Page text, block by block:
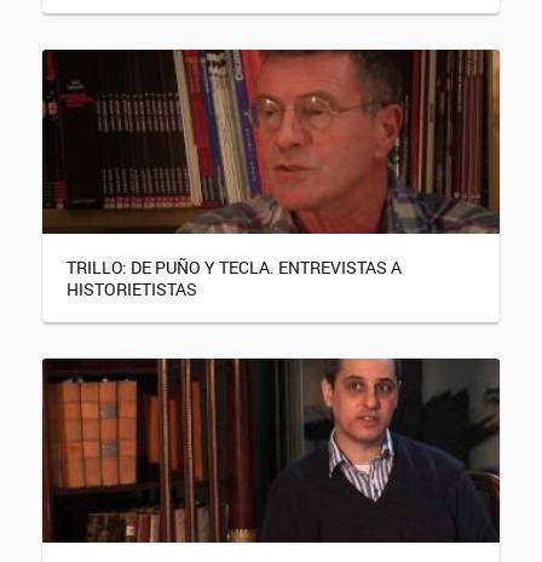
TRILLO: DE PUÑO Y TECLA. ENTREVISTAS A
HISTORIETISTAS